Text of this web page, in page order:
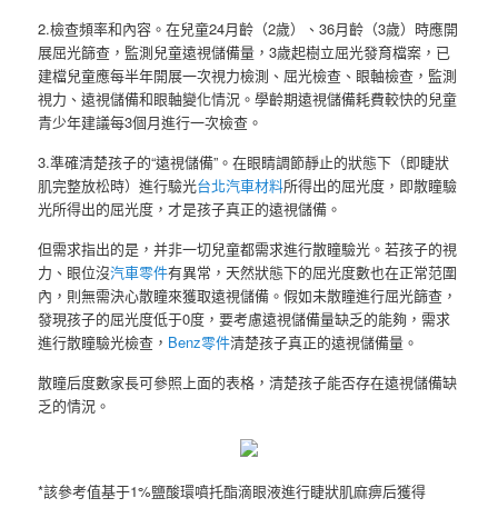
2.檢查頻率和內容。在兒童24月齡（2歲）、36月齡（3歲）時應開
展屈光篩查，監測兒童遠視儲備量，3歲起樹立屈光發育檔案，已
建檔兒童應每半年開展一次視力檢測、屈光檢查、眼軸檢查，監測
視力、遠視儲備和眼軸變化情況。學齡期遠視儲備耗費較快的兒童
青少年建議每3個月進行一次檢查。
3.準確清楚孩子的“遠視儲備”。在眼睛調節靜止的狀態下（即睫狀
肌完整放松時）進行驗光台北汽車材料所得出的屈光度，即散瞳驗
光所得出的屈光度，才是孩子真正的遠視儲備。
但需求指出的是，并非一切兒童都需求進行散瞳驗光。若孩子的視
力、眼位沒汽車零件有異常，天然狀態下的屈光度數也在正常范圍
內，則無需決心散瞳來獲取遠視儲備。假如未散瞳進行屈光篩查，
發現孩子的屈光度低于0度，要考慮遠視儲備量缺乏的能夠，需求
進行散瞳驗光檢查， Benz零件清楚孩子真正的遠視儲備量。
散瞳后度數家長可參照上面的表格，清楚孩子能否存在遠視儲備缺
乏的情況。
*該參考值基于1%鹽酸環噴托酯滴眼液進行睫狀肌麻痹后獲得